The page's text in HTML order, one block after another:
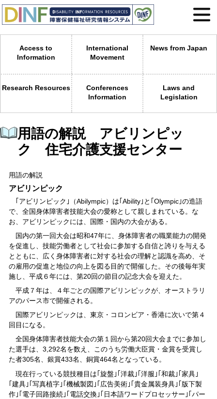
Access to
Information
International
Movement
News from Japan
Research Resources
Conferences
Information
Laws and
Legislation
用語の解説 アビリンピッ
ク 住宅介護支援センター
用語の解説
アビリンピック
｢アビリンピック｣（Abilympic）は｢Ability｣と｢Olympic｣の造語
で、全国身体障害者技能大会の愛称として親しまれている。な
お、アビリンピックには、国際・国内の大会がある。
国内の第一回大会は昭和47年に、身体障害者の職業能力の開発
を促進し、技能労働者として社会に参加する自信と誇りを与える
とともに、広く身体障害者に対する社会の理解と認識を高め、そ
の雇用の促進と地位の向上を図る目的で開催した。その後毎年実
施し、平成６年には、第20回の節目の記念大会を迎えた。
平成７年は、４年ごとの国際アビリンピックが、オーストラリ
アのパース市で開催される。
国際アビリンピックは、東京・コロンビア・香港に次いで第４
回目になる。
全国身体障害者技能大会の第１回から第20回大会までに参加し
た選手は、3,292名を数え、このうち労働大臣賞・金賞を受賞し
た者305名、銀賞433名、銅賞464名となっている。
現在行っている競技種目は｢旋盤｣｢洋裁｣｢洋服｣｢和裁｣｢家具｣
｢建具｣｢写真植字｣｢機械製図｣｢広告美術｣｢貴金属装身具｣｢版下製
作｣｢電子回路接続｣｢電話交換｣｢日本語ワードプロセッサー｣｢パー